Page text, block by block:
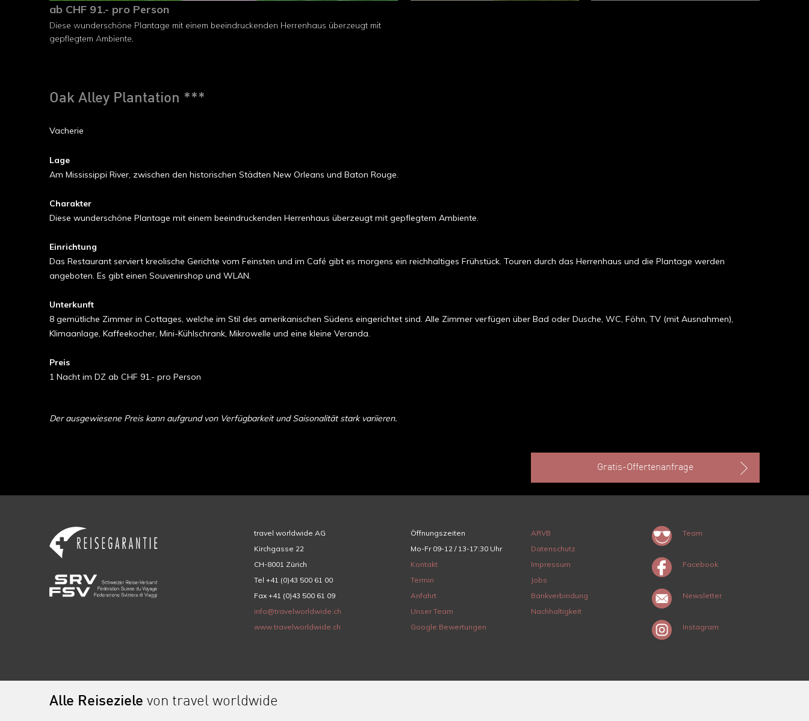
ab CHF 91.- pro Person
Diese wunderschöne Plantage mit einem beeindruckenden Herrenhaus überzeugt mit
gepflegtem Ambiente.
Oak Alley Plantation ***
Vacherie
Lage
Am Mississippi River, zwischen den historischen Städten New Orleans und Baton Rouge.
Charakter
Diese wunderschöne Plantage mit einem beeindruckenden Herrenhaus überzeugt mit gepflegtem Ambiente.
Einrichtung
Das Restaurant serviert kreolische Gerichte vom Feinsten und im Café gibt es morgens ein reichhaltiges Frühstück. Touren durch das Herrenhaus und die Plantage werden
angeboten. Es gibt einen Souvenirshop und WLAN.
Unterkunft
8 gemütliche Zimmer in Cottages, welche im Stil des amerikanischen Südens eingerichtet sind. Alle Zimmer verfügen über Bad oder Dusche, WC, Föhn, TV (mit Ausnahmen),
Klimaanlage, Kaffeekocher, Mini-Kühlschrank, Mikrowelle und eine kleine Veranda.
Preis
1 Nacht im DZ ab CHF 91.- pro Person
Der ausgewiesene Preis kann aufgrund von Verfügbarkeit und Saisonalität stark variieren.
Gratis-Offertenanfrage
travel worldwide AG
Kirchgasse 22
CH-8001 Zürich
Tel +41 (0)43 500 61 00
Fax +41 (0)43 500 61 09
info@travelworldwide.ch
www.travelworldwide.ch
Öffnungszeiten
Mo-Fr 09-12 / 13-17:30 Uhr
Kontakt
Termin
Anfahrt
Unser Team
Google Bewertungen
ARVB
Datenschutz
Impressum
Jobs
Bankverbindung
Nachhaltigkeit
Team
Facebook
Newsletter
Instagram
Alle Reiseziele von travel worldwide